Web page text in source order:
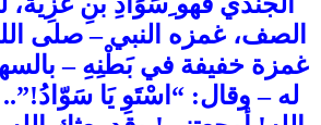
الصف، غمزه النبي – صلى
غمزة خفيفة في بَطْنِهِ –
له – وقال: “اسْتَوِ يَا